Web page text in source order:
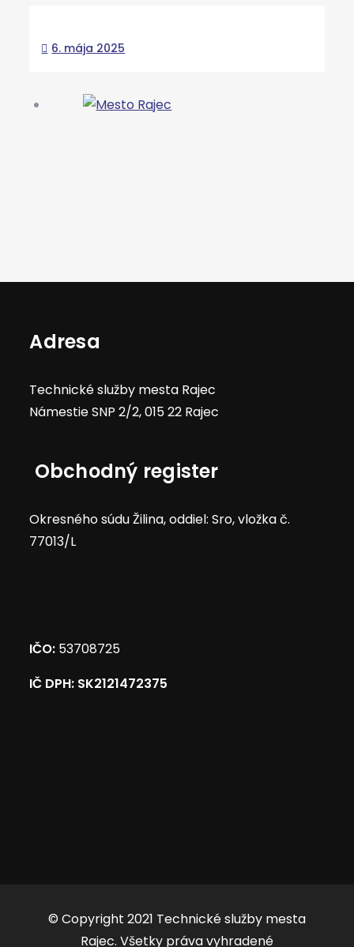
6. mája 2025
Adresa
Technické služby mesta Rajec
Námestie SNP 2/2, 015 22 Rajec
Obchodný register
Okresného súdu Žilina, oddiel: Sro, vložka č.
77013/L
IČO: 53708725
IČ DPH: SK2121472375
© Copyright 2021 Technické služby mesta
Rajec. Všetky práva vyhradené